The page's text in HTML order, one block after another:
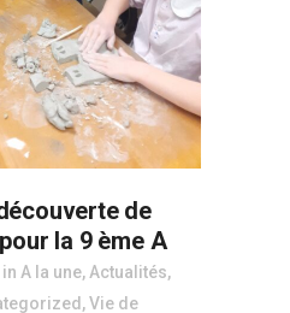
de
la 9 ème A
in A la une, Actualités,
,Vie de